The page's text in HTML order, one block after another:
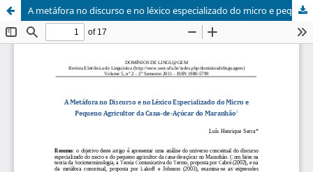
A metáfora no discurso e no léxico especializado do micro e pequeno agricultor da Cana-de-Açúcar do Maranhão